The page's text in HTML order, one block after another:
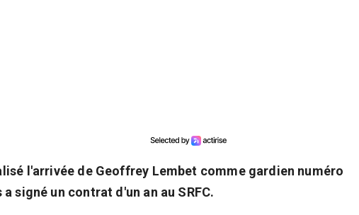
l'arrivée de Geoffrey Lembet comme gardien numéro
signé un contrat d'un an au SRFC.